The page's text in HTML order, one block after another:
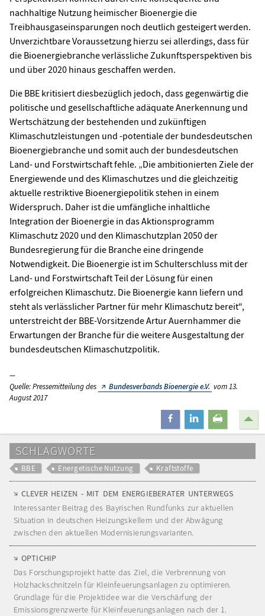
nachhaltige Nutzung heimischer Bioenergie die
Treibhausgaseinsparungen noch deutlich gesteigert werden.
Unverzichtbare Voraussetzung hierzu sei allerdings, dass für
die Bioenergiebranche verlässliche Zukunftsperspektiven bis
und über 2020 hinaus geschaffen werden.
Die BBE kritisiert diesbezüglich jedoch, dass gegenwärtig die
politische und gesellschaftliche adäquate Anerkennung und
Wertschätzung der bestehenden und zukünftigen
Klimaschutzleistungen und -potentiale der bundesdeutschen
Bioenergiebranche und somit auch der bundesdeutschen
Land- und Forstwirtschaft fehle. „Die ambitionierten Ziele der
Energiewende und des Klimaschutzes und die gleichzeitig
aktuelle restriktive Bioenergiepolitik stehen in einem
Widerspruch. Daher ist die umfängliche inhaltliche
Integration der Bioenergie in das Aktionsprogramm
Klimaschutz 2020 und den Klimaschutzplan 2050 der
Bundesregierung für die Branche eine dringende
Notwendigkeit. Die Bioenergie ist im Schulterschluss mit der
Land- und Forstwirtschaft Teil der Lösung für einen
erfolgreichen Klimaschutz. Die Bioenergie kann liefern und
steht als verlässlicher Partner für mehr Klimaschutz bereit“,
unterstreicht der BBE-Vorsitzende Artur Auernhammer die
Erwartungen der Branche für die weitere Ausgestaltung der
bundesdeutschen Klimaschutzpolitik.
Quelle: Pressemitteilung des Bundesverbands Bioenergie e.V. vom 13.
August 2017
teilen mitteilendrucken
SCHLAGWORTE
BBE Energetische Nutzung Kraftstoffe
CLEVER HEIZEN - MIT DEM ENERGIEBERATER UNTERWEGS
Interessanter Beitrag des Bayrischen Rundfunks zur aktuellen
Situation in deutschen Heizungskellern und der Abwägung
zwischen den aktuellen Modernisierungsvarianten.
OPTICHIP
Das Forschungsprojekt hatte das Ziel, die Verbrennung von
Holzhackschnitzeln für Kleinfeuerungsanlagen zu optimieren.
Grundlage für die Projektidee war die Verschärfung der
Emissionsgrenzwerte für Kleinfeuerungsanlagen nach der 1.